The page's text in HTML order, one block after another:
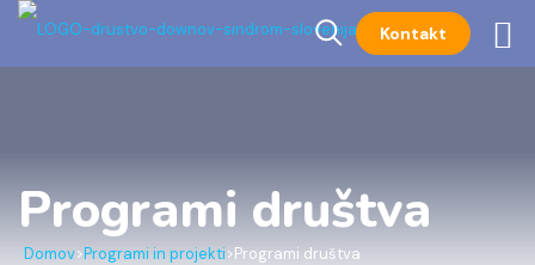
Kontakt
Programi društva
Domov>Programi in projekti>Programi društva